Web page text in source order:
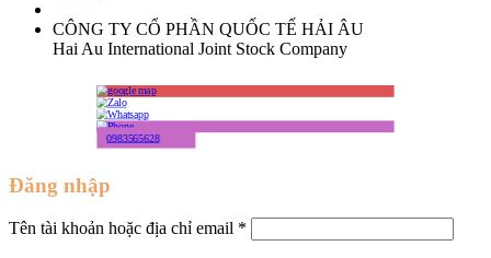
CÔNG TY CỔ PHẦN QUỐC TẾ HẢI ÂU
Hai Au International Joint Stock Company
0983565628
Đăng nhập
Tên tài khoản hoặc địa chỉ email *